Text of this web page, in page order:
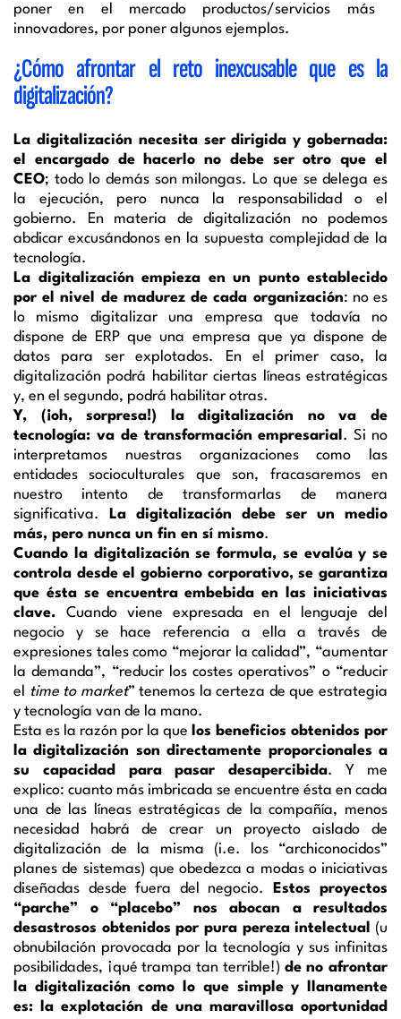
poner en el mercado productos/servicios más
innovadores, por poner algunos ejemplos.
¿Cómo afrontar el reto inexcusable que es la
digitalización?
La digitalización necesita ser dirigida y gobernada:
el encargado de hacerlo no debe ser otro que el
CEO; todo lo demás son milongas. Lo que se delega es
la ejecución, pero nunca la responsabilidad o el
gobierno. En materia de digitalización no podemos
abdicar excusándonos en la supuesta complejidad de la
tecnología.
La digitalización empieza en un punto establecido
por el nivel de madurez de cada organización: no es
lo mismo digitalizar una empresa que todavía no
dispone de ERP que una empresa que ya dispone de
datos para ser explotados. En el primer caso, la
digitalización podrá habilitar ciertas líneas estratégicas
y, en el segundo, podrá habilitar otras.
Y, (¡oh, sorpresa!) la digitalización no va de
tecnología: va de transformación empresarial . Si no
interpretamos nuestras organizaciones como las
entidades socioculturales que son, fracasaremos en
nuestro intento de transformarlas de manera
significativa.
La digitalización debe ser un medio
más, pero nunca un fin en sí mismo.
Cuando la digitalización se formula, se evalúa y se
controla desde el gobierno corporativo, se garantiza
que ésta se encuentra embebida en las iniciativas
clave. Cuando viene expresada en el lenguaje del
negocio y se hace referencia a ella a través de
expresiones tales como “mejorar la calidad”, “aumentar
la demanda”, “reducir los costes operativos” o “reducir
el
time to market” tenemos la certeza de que estrategia
y tecnología van de la mano.
Esta es la razón por la que los beneficios obtenidos por
la digitalización son directamente proporcionales a
su capacidad para pasar desapercibida. Y me
explico: cuanto más imbricada se encuentre ésta en cada
una de las líneas estratégicas de la compañía, menos
necesidad habrá de crear un proyecto aislado de
digitalización de la misma (i.e. los “archiconocidos”
planes de sistemas) que obedezca a modas o iniciativas
diseñadas desde fuera del negocio.
Estos proyectos
“parche” o “placebo” nos abocan a resultados
desastrosos obtenidos por pura pereza intelectual
(u
obnubilación provocada por la tecnología y sus infinitas
posibilidades, ¡qué trampa tan terrible!) de no afrontar
la digitalización como lo que simple y llanamente
es: la explotación de una maravillosa oportunidad